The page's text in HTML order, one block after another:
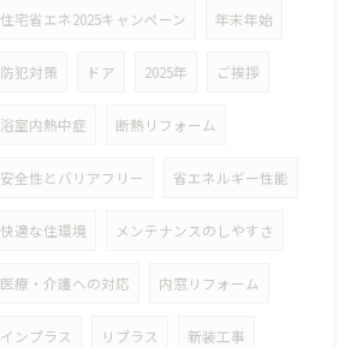
住宅省エネ2025キャンペーン 年末年始
防犯対策 ドア 2025年 ご挨拶
浴室内熱中症 断熱リフォーム
安全性とバリアフリー 省エネルギー性能
快適な住環境 メンテナンスのしやすさ
医療・介護への対応 内窓リフォーム
インプラス リプラス 新装工事